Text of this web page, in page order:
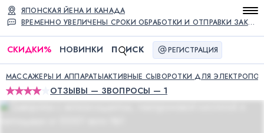
ВРЕМЕННО УВЕЛИЧЕНЫ СРОКИ ОБРАБОТКИ И ОТПРАВКИ ЗАКАЗОВ
ЯПОНСКАЯ ЙЕНА И КАНАДА
СКИДКИ% НОВИНКИ П ИСК РЕГИСТРАЦИЯ
МАССАЖЕРЫ И АППАРАТЫАКТИВНЫЕ СЫВОРОТКИ ДЛЯ
ОТЗЫВЫ — 3ВОПРОСЫ — 1